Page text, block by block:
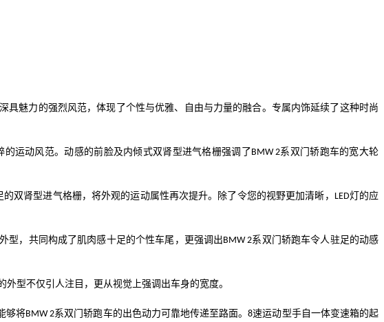
具魅力的强烈风范，体现了个性与优雅、自由与力量的融合。专属内饰延续了这种时尚
运动风范。动感的前脸及内倾式双肾型进气格栅强调了 BMW 2系双门轿跑车的宽大轮
双肾型进气格栅，将外观的运动属性再次提升。除了令您的视野更加清晰， LED灯的应
型，共同构成了肌肉感十足的个性车尾，更强调出 BMW 2系双门轿跑车令人驻足的动感
型不仅引人注目，更从视觉上强调出车身的宽度。
够将BMW 2系双门轿跑车的出色动力可靠地传递至路面。8速运动型手自一体变速箱的起